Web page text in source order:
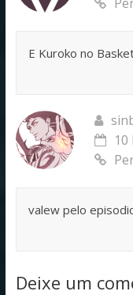
E Kuroko no
10
valew pelo
Deixe um